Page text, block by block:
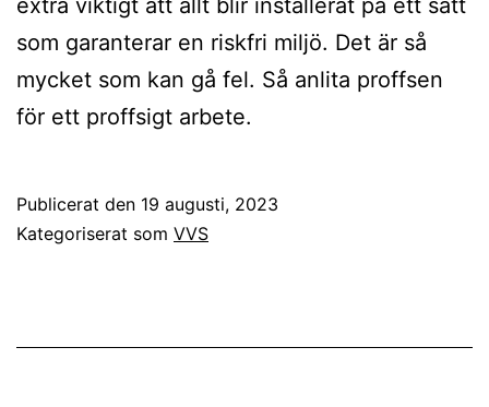
som garanterar en riskfri miljö. Det är så
mycket som kan gå fel. Så anlita proffsen
för ett proffsigt arbete.
Publicerat den 19 augusti, 2023
Kategoriserat som VVS